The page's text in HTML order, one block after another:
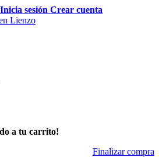
Inicia sesión Crear cuenta
a tu carrito!
Finalizar compra